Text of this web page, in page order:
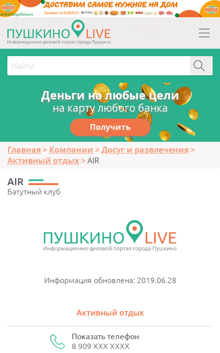
erid:2Vtzqw6Vsmm
Деньги на любые цели
на карту любого банка
Получить
Главная Компании
Досуг и развлечения
Активный отдых
AIR
AIR
Батутный клуб
Информация обновлена: 2019.06.28
Активный отдых
Показать телефон
8 909 XXX XXXX